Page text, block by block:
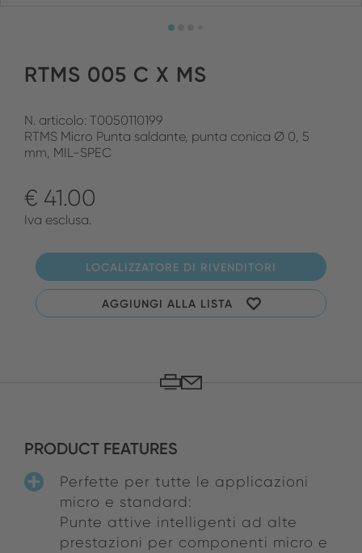
RTMS 005 C X MS
N. articolo: T0050110199
RTMS Micro Punta saldante, punta conica Ø 0, 5
mm, MIL-SPEC
€ 41.00
Iva esclusa.
LOCALIZZATORE DI RIVENDITORI
AGGIUNGI ALLA LISTA
PRODUCT FEATURES
Perfette per tutte le applicazioni
micro e standard:
Punte attive intelligenti ad alte
prestazioni per componenti micro e